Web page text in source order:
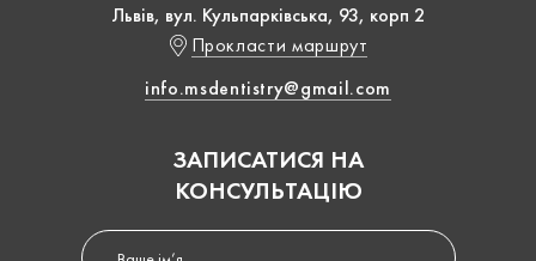
Львів, вул. Кульпарківська, 93, корп 2
Прокласти маршрут
info.msdentistry@gmail.com
ЗАПИСАТИСЯ НА
КОНСУЛЬТАЦІЮ